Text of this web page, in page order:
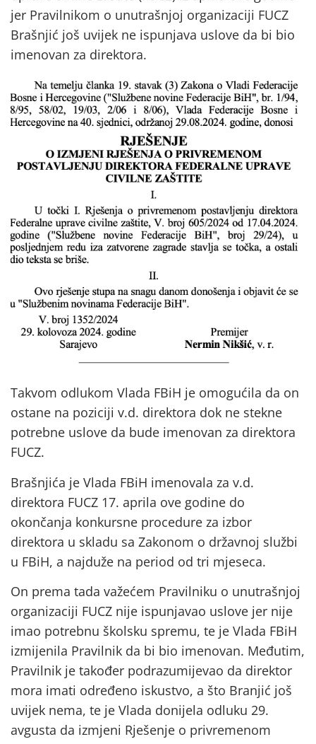
jer Pravilnikom o unutrašnjoj organizaciji FUCZ
Brašnjić još uvijek ne ispunjava uslove da bi bio
imenovan za direktora.
Takvom odlukom Vlada FBiH je omogućila da on
ostane na poziciji v.d. direktora dok ne stekne
potrebne uslove da bude imenovan za direktora
FUCZ.
Brašnjića je Vlada FBiH imenovala za v.d.
direktora FUCZ 17. aprila ove godine do
okončanja konkursne procedure za izbor
direktora u skladu sa Zakonom o državnoj službi
u FBiH, a najduže na period od tri mjeseca.
On prema tada važećem Pravilniku o unutrašnjoj
organizaciji FUCZ nije ispunjavao uslove jer nije
imao potrebnu školsku spremu, te je Vlada FBiH
izmijenila Pravilnik da bi bio imenovan. Međutim,
Pravilnik je također podrazumijevao da direktor
mora imati određeno iskustvo, a što Branjić još
uvijek nema, te je Vlada donijela odluku 29.
avgusta da izmjeni Rješenje o privremenom